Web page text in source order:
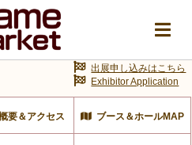
要＆アクセス ブース＆ホールMAP
出展申し込みはこちら
Exhibitor Application